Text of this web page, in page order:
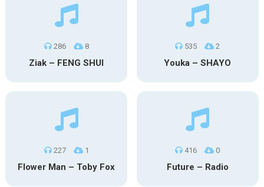
286 8
Ziak – FENG SHUI
535 2
Youka – SHAYO
227 1
Flower Man – Toby Fox
416 0
Future – Radio